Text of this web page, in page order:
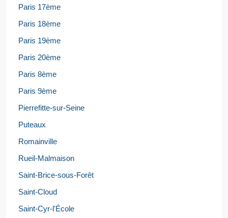
Paris 17ème
Paris 18ème
Paris 19ème
Paris 20ème
Paris 8ème
Paris 9ème
Pierrefitte-sur-Seine
Puteaux
Romainville
Rueil-Malmaison
Saint-Brice-sous-Forêt
Saint-Cloud
Saint-Cyr-l'École